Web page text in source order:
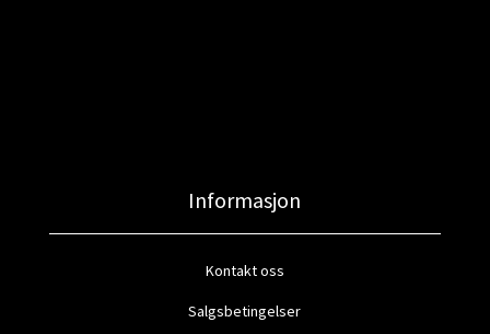
Informasjon
Kontakt oss
Salgsbetingelser